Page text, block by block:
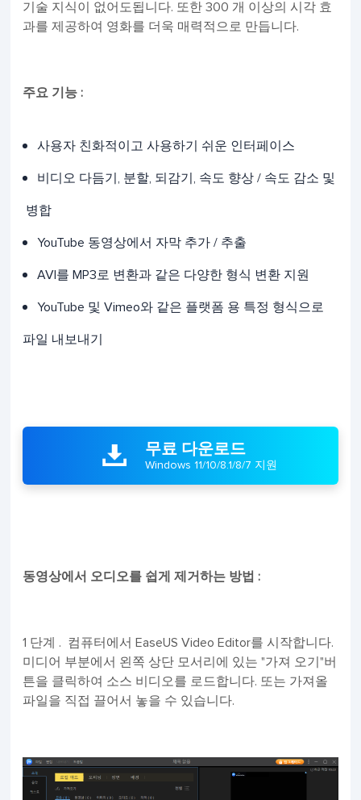
기술 지식이 없어도됩니다. 또한 300 개 이상의 시각 효
과를 제공하여 영화를 더욱 매력적으로 만듭니다.
주요 기능 :
사용자 친화적이고 사용하기 쉬운 인터페이스
비디오 다듬기, 분할, 되감기, 속도 향상 / 속도 감소 및
병합
YouTube 동영상에서 자막 추가 / 추출
AVI를 MP3로 변환과 같은 다양한 형식 변환 지원
YouTube 및 Vimeo와 같은 플랫폼 용 특정 형식으로
파일 내보내기
 무료 다운로드
Windows 11/10/8.1/8/7 지원
동영상에서 오디오를 쉽게 제거하는 방법 :
1 단계 . 컴퓨터에서 EaseUS Video Editor를 시작합니다.
미디어 부분에서 왼쪽 상단 모서리에 있는 "가져 오기"버
튼을 클릭하여 소스 비디오를 로드합니다. 또는 가져올
파일을 직접 끌어서 놓을 수 있습니다.